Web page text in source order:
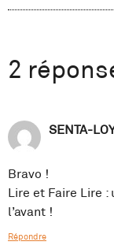
2
SENTA-
Bravo !
Lire et Faire Lire :
l’avant !
Répondre